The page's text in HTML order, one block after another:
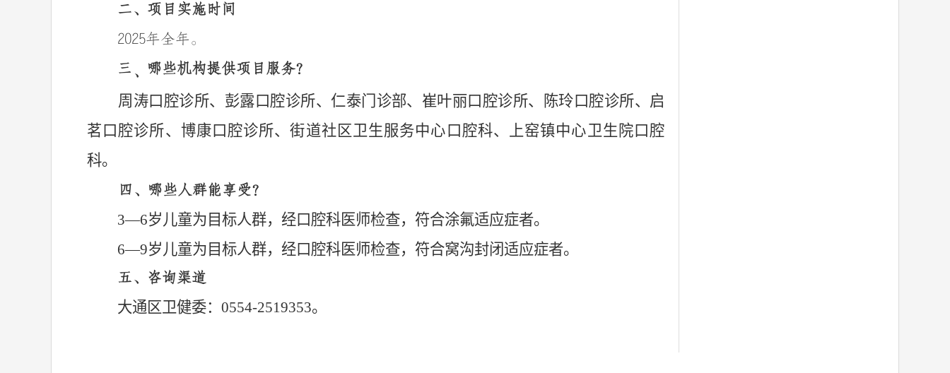
二、项目 实施时间
2025年全年。
三 、 哪些机构提供项目 服务？
周涛口腔诊所、 彭露口腔诊所、 仁泰门诊部、 崔叶丽口腔诊所、 陈玲口腔诊所、 启
茗口腔诊所、 博康口腔诊所、街道社区卫生服务中心口腔科、
上窑镇中心卫生院口腔
科。
四 、 哪些人群能享受？
3—6岁儿童为目标人群，经口腔科医师检查，符合涂氟适应症者。
6—9岁儿童为目标人群，经口腔科医师检查，符合窝沟封闭适应症者。
五、 咨询渠道
大通区卫健委： 0554-2519353。